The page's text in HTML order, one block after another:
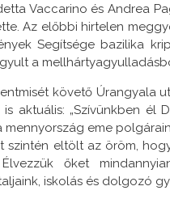
Vaccarino és Andrea
Az előbbi hirtelen
Segítsége bazilika
a
követő Úrangyala
is aktuális: „Szívünkben
mennyország eme
szintén eltölt az öröm,
őket
iskolás és dolgozó